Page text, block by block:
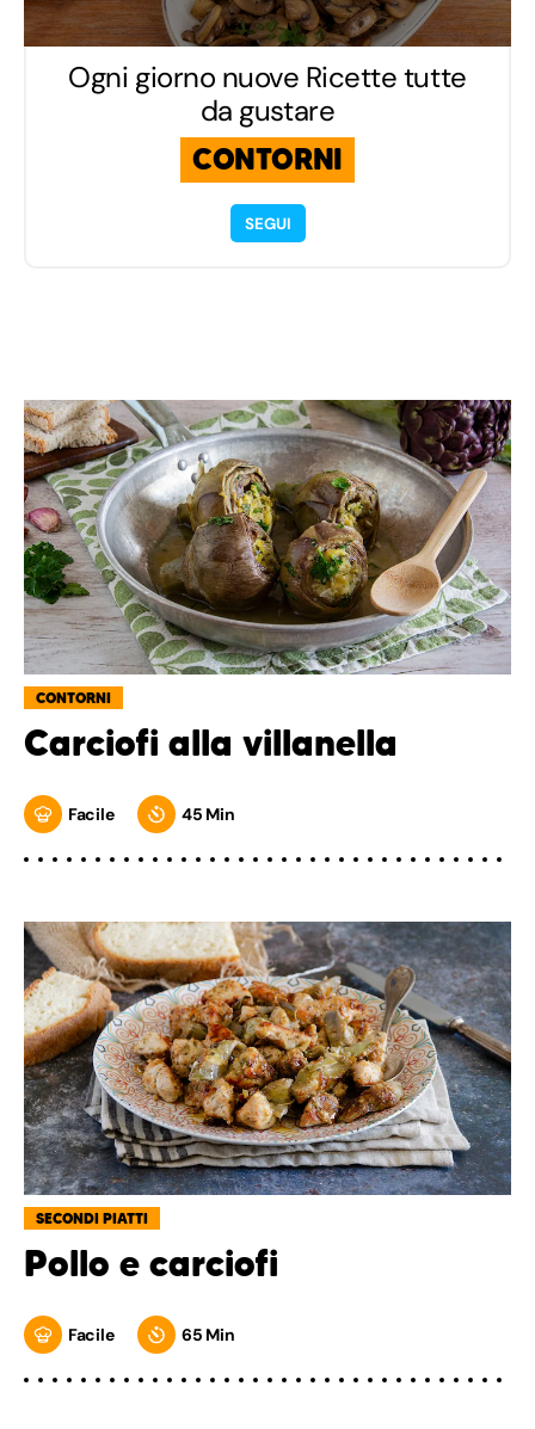
Ogni giorno nuove Ricette tutte
da gustare
CONTORNI
SEGUI
CONTORNI
Carciofi alla villanella
Facile 45 Min
SECONDI PIATTI
Pollo e carciofi
Facile 65 Min